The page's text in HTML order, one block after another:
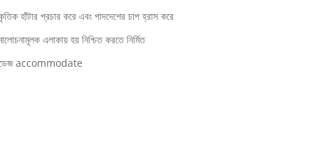
হাঁটার প্রচার করে এবং পাদদেশের চাপ হ্রাস করে
এলাকায় হয় নিশ্চিত করতে নির্মিত
accommodate